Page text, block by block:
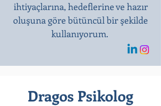
ihtiyaçlarına, hedeflerine ve hazır
oluşuna göre bütüncül bir şekilde
kullanıyorum.
Dragos Psikolog